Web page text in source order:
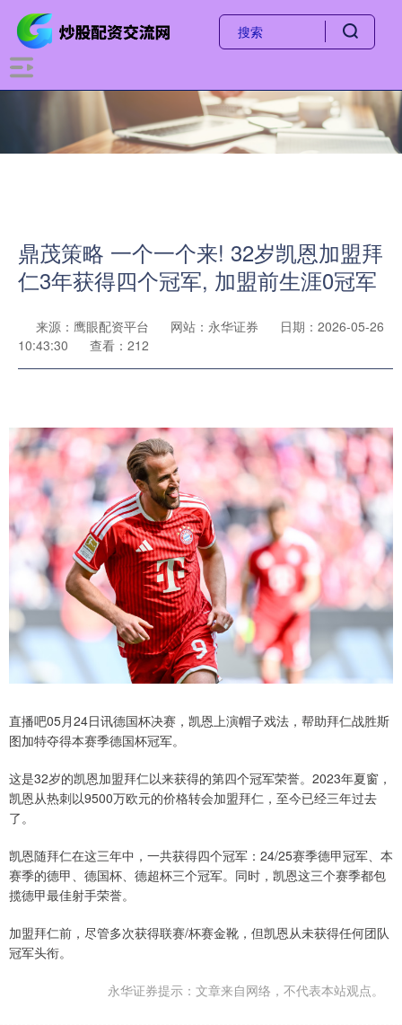
鼎茂策略 一个一个来! 32岁凯恩加盟拜
仁3年获得四个冠军, 加盟前生涯0冠军
来源：鹰眼配资平台 网站：永华证券
日期：2026-05-26
10:43:30
查看：212
直播吧05月24日讯德国杯决赛，凯恩上演帽子戏法，帮助拜仁战胜斯
图加特夺得本赛季德国杯冠军。
这是32岁的凯恩加盟拜仁以来获得的第四个冠军荣誉。2023年夏窗，
凯恩从热刺以9500万欧元的价格转会加盟拜仁，至今已经三年过去
了。
凯恩随拜仁在这三年中，一共获得四个冠军：24/25赛季德甲冠军、本
赛季的德甲、德国杯、德超杯三个冠军。同时，凯恩这三个赛季都包
揽德甲最佳射手荣誉。
加盟拜仁前，尽管多次获得联赛/杯赛金靴，但凯恩从未获得任何团队
冠军头衔。
永华证券提示：文章来自网络，不代表本站观点。